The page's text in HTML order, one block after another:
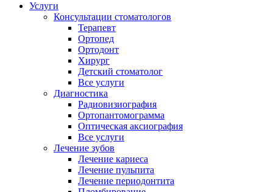
Услуги
Консультации стоматологов
Терапевт
Ортопед
Ортодонт
Хирург
Детский стоматолог
Все услуги
Диагностика
Радиовизиография
Ортопантомограмма
Оптическая аксиография
Все услуги
Лечение зубов
Лечение кариеса
Лечение пульпита
Лечение периодонтита